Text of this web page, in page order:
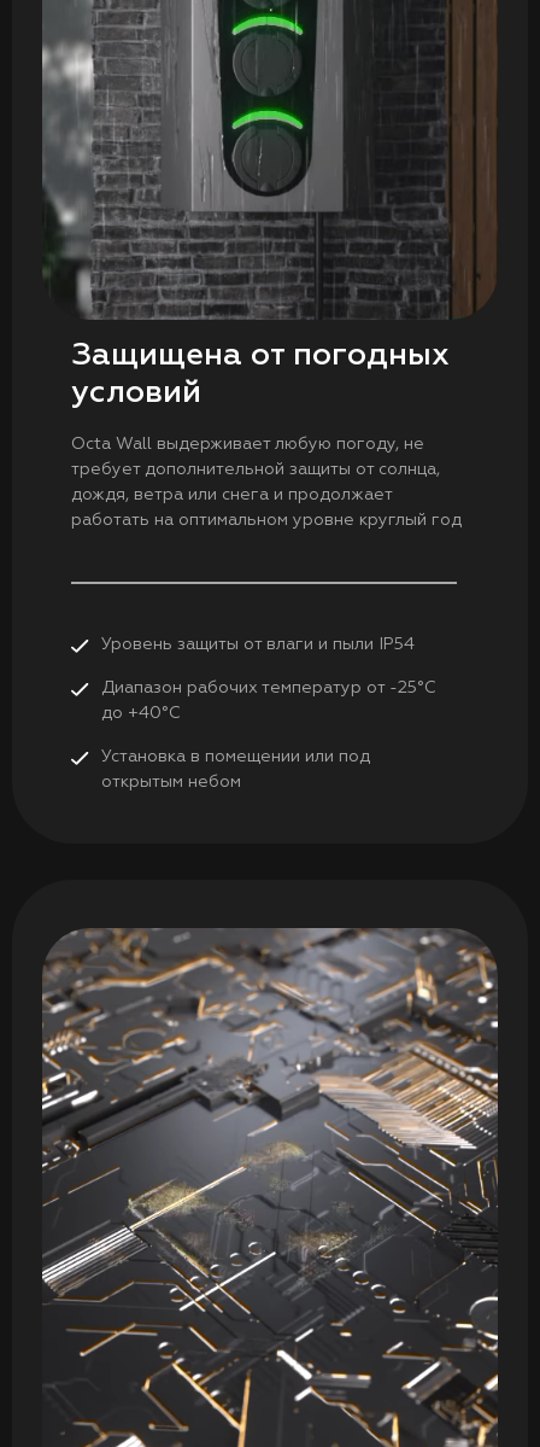
Защищена от погодных
условий
Octa Wall выдерживает любую погоду, не
требует дополнительной защиты от солнца,
дождя, ветра или снега и продолжает
работать на оптимальном уровне круглый год
Уровень защиты от влаги и пыли IP54
Диапазон рабочих температур от -25°C
до +40°C
Установка в помещении или под
открытым небом